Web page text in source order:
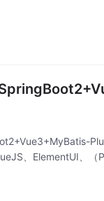
、ElementUI、（